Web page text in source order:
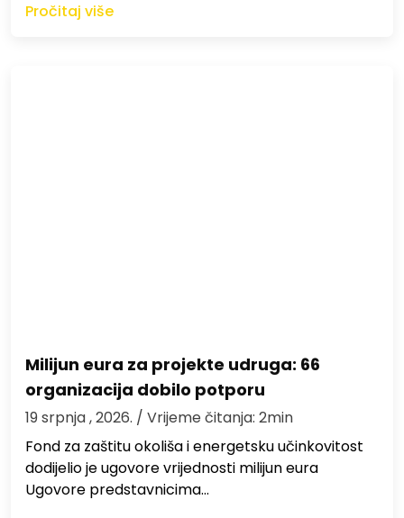
Pročitaj više
Milijun eura za projekte udruga: 66
organizacija dobilo potporu
19 srpnja , 2026. / Vrijeme čitanja: 2min
Fond za zaštitu okoliša i energetsku učinkovitost
dodijelio je ugovore vrijednosti milijun eura
Ugovore predstavnicima…